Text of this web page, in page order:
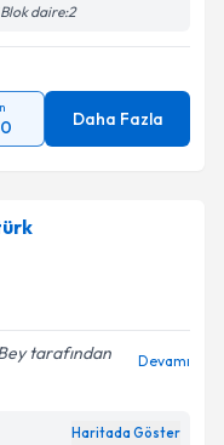
daire:2
Daha Fazla
tarafından
Devamı
Haritada Göster